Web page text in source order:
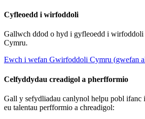
Cyfleoedd i wirfoddoli
Gallwch ddod o hyd i gyfleoedd i
Cymru.
Ewch i wefan Gwirfoddoli Cymru (gwefan
Celfyddydau creadigol a pherfformio
Gall y sefydliadau canlynol helpu pobl ifanc
eu talentau perfformio a chreadigol: